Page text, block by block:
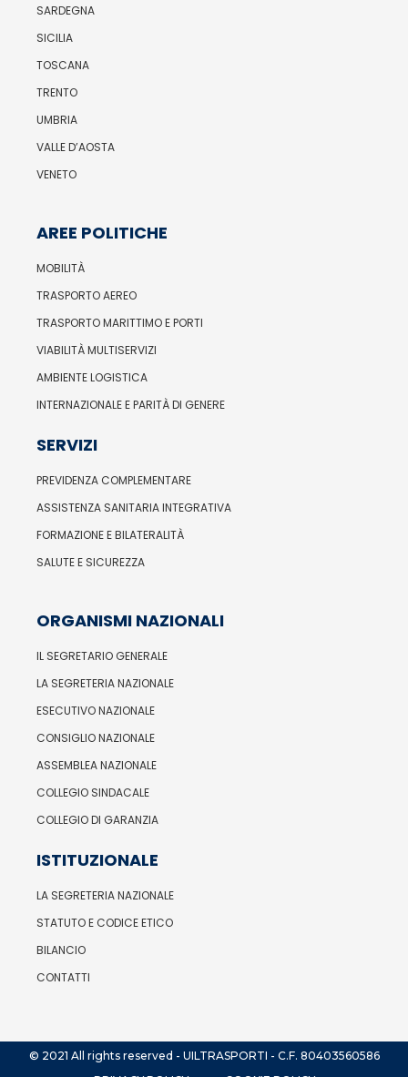
SARDEGNA
SICILIA
TOSCANA
TRENTO
UMBRIA
VALLE D’AOSTA
VENETO
AREE POLITICHE
MOBILITÀ
TRASPORTO AEREO
TRASPORTO MARITTIMO E PORTI
VIABILITÀ MULTISERVIZI
AMBIENTE LOGISTICA
INTERNAZIONALE E PARITÀ DI GENERE
SERVIZI
PREVIDENZA COMPLEMENTARE
ASSISTENZA SANITARIA INTEGRATIVA
FORMAZIONE E BILATERALITÀ
SALUTE E SICUREZZA
ORGANISMI NAZIONALI
IL SEGRETARIO GENERALE
LA SEGRETERIA NAZIONALE
ESECUTIVO NAZIONALE
CONSIGLIO NAZIONALE
ASSEMBLEA NAZIONALE
COLLEGIO SINDACALE
COLLEGIO DI GARANZIA
ISTITUZIONALE
LA SEGRETERIA NAZIONALE
STATUTO E CODICE ETICO
BILANCIO
CONTATTI
© 2021 All rights reserved - UILTRASPORTI - C.F. 80403560586